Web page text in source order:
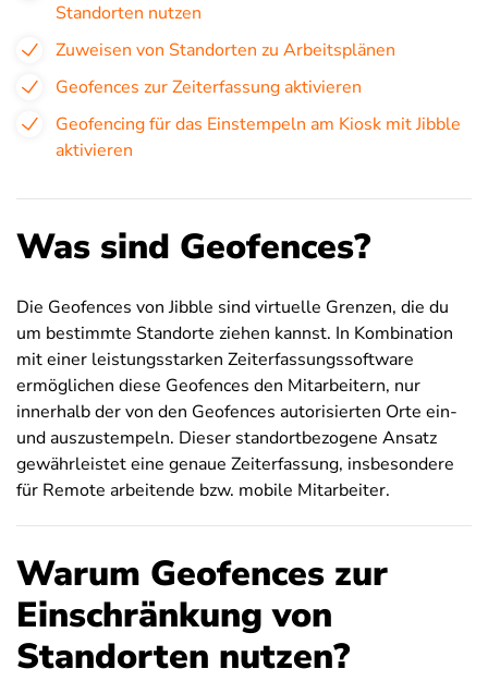
Standorten nutzen
Zuweisen von Standorten zu Arbeitsplänen
Geofences zur Zeiterfassung aktivieren
Geofencing für das Einstempeln am Kiosk mit Jibble
aktivieren
Was sind Geofences?
Die Geofences von Jibble sind virtuelle Grenzen, die du
um bestimmte Standorte ziehen kannst. In Kombination
mit einer leistungsstarken Zeiterfassungssoftware
ermöglichen diese Geofences den Mitarbeitern, nur
innerhalb der von den Geofences autorisierten Orte ein-
und auszustempeln. Dieser standortbezogene Ansatz
gewährleistet eine genaue Zeiterfassung, insbesondere
für Remote arbeitende bzw. mobile Mitarbeiter.
Warum Geofences zur
Einschränkung von
Standorten nutzen?